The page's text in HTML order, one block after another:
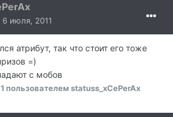
6 июля, 2011
атрибут, так что стоит его тоже
=)
с мобов
пользователем statuss_xCePerAx